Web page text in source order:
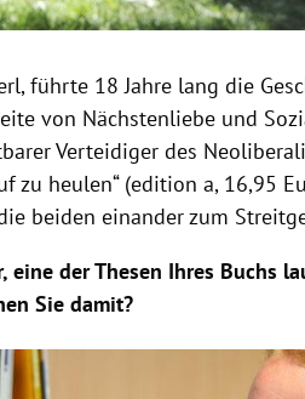
, führte 18 Jahre lang die
von Nächstenliebe und
Verteidiger des
zu heulen“ (edition a, 16,95
beiden einander zum
, eine der Thesen Ihres Buchs
Sie damit?
schließen